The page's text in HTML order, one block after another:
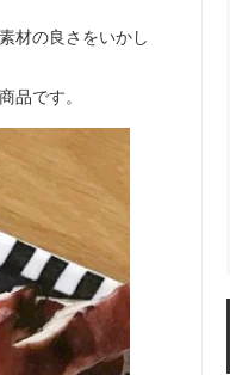
材の良さをいかし
品です。